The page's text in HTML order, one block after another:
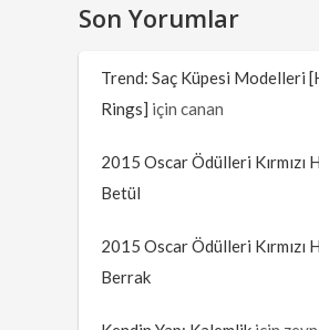
Son Yorumlar
Trend: Saç Küpesi Modelleri
Rings] içincanan
2015 Oscar Ödülleri Kırmızı
Betül
2015 Oscar Ödülleri Kırmızı
Berrak